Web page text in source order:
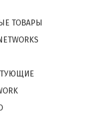
ТОВАРЫ